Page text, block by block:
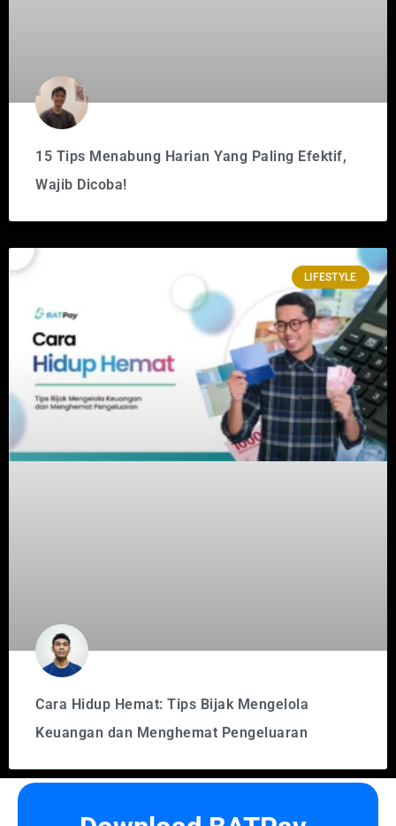
15 Tips Menabung Harian Yang Paling Efektif,
Wajib Dicoba!
LIFESTYLE
Cara Hidup Hemat: Tips Bijak Mengelola
Keuangan dan Menghemat Pengeluaran